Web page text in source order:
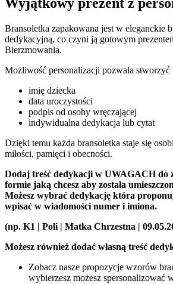
Bransoletka zapakowana jest w eleganckie
dedykacyjną, co czyni ją gotowym
Bierzmowania.
Możliwość personalizacji pozwala
imię dziecka
data uroczystości
podpis od osoby wręczającej
indywidualna dedykacja lub cytat
Dzięki temu każda bransoletka staje się
miłości, pamięci i obecności.
Dodaj treść dedykacji w UWAGACH do
formie jaką chcesz aby została
Możesz wybrać dedykację która
wpisać w wiadomości numer i imiona.
(np. K1 | Poli | Matka Chrzestna |
Możesz również dodać własną treść
Zobacz nasze propozycje wzorów
wybierzesz możesz spersonalizować